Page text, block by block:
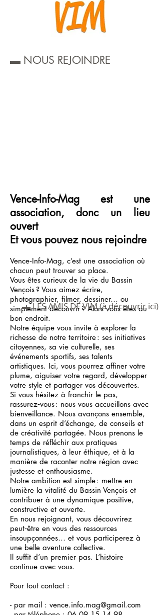
▬ NOUS REJOINDRE
Vence-Info-Mag est une
association, donc un lieu
ouvert
Et vous pouvez nous rejoindre
Vence‑Info‑Mag, c’est une association où
chacun peut trouver sa place.
Vous êtes curieux de la vie du Bassin
Vençois ? Vous aimez écrire,
photographier, filmer, dessiner… ou
simplement découvrir ? Alors vous êtes au
bon endroit.
Notre équipe vous invite à explorer la
richesse de notre territoire : ses initiatives
citoyennes, sa vie culturelle, ses
événements sportifs, ses talents
artistiques. Ici, vous pourrez affiner votre
plume, aiguiser votre regard, développer
votre style et partager vos découvertes.
Si vous hésitez à franchir le pas,
rassurez‑vous : nous vous accueillons avec
bienveillance. Nous avançons ensemble,
dans un esprit d’échange, de conseils et
de créativité partagée. Nous prenons le
temps de réfléchir aux pratiques
journalistiques, à leur éthique, et à la
manière de raconter notre région avec
justesse et enthousiasme.
Notre ambition est simple : mettre en
lumière la vitalité du Bassin Vençois et
contribuer à une dynamique positive,
constructive et ouverte.
En nous rejoignant, vous découvrirez
peut‑être en vous des ressources
insoupçonnées… et vous participerez à
une belle aventure collective.
Il suffit d’un premier pas. L’histoire
continue avec vous.
Pour tout contact :
- par mail : vence.info.mag@gmail.com
▬ LES AMIS DE VIM (à découvrir ici)